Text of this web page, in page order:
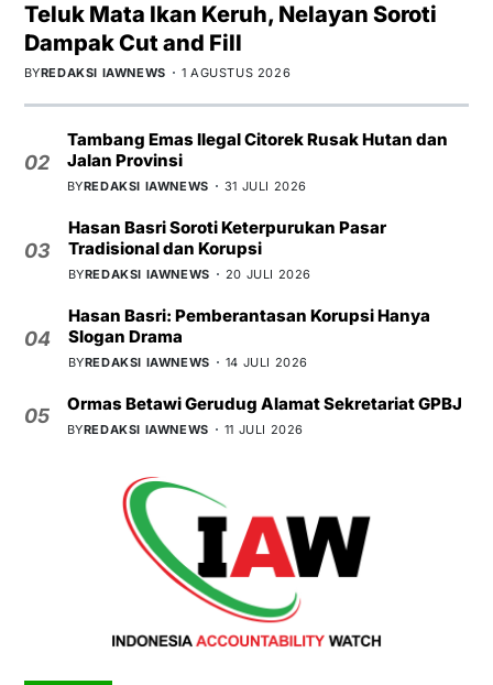
Teluk Mata Ikan Keruh, Nelayan Soroti
Dampak Cut and Fill
BYREDAKSI IAWNEWS 1 AGUSTUS 2026
02
Tambang Emas Ilegal Citorek Rusak Hutan dan
Jalan Provinsi
BYREDAKSI IAWNEWS 31 JULI 2026
03
Hasan Basri Soroti Keterpurukan Pasar
Tradisional dan Korupsi
BYREDAKSI IAWNEWS 20 JULI 2026
04
Hasan Basri: Pemberantasan Korupsi Hanya
Slogan Drama
BYREDAKSI IAWNEWS 14 JULI 2026
05
Ormas Betawi Gerudug Alamat Sekretariat GPBJ
BYREDAKSI IAWNEWS 11 JULI 2026